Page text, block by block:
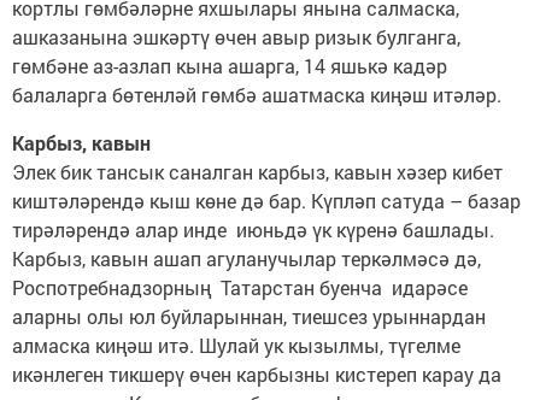
кортлы гөмбәләрне яхшылары янына салмаска,
ашказанына эшкәртү өчен авыр ризык булганга,
гөмбәне аз-азлап кына ашарга, 14 яшькә кадәр
балаларга бөтенләй гөмбә ашатмаска киңәш итәләр.
Карбыз, кавын
Элек бик тансык саналган карбыз, кавын хәзер кибет
киштәләрендә кыш көне дә бар. Күпләп сатуда – базар
тирәләрендә алар инде июньдә үк күренә башлады.
Карбыз, кавын ашап агуланучылар теркәлмәсә дә,
Роспотребнадзорның Татарстан буенча идарәсе
аларны олы юл буйларыннан, тиешсез урыннардан
алмаска киңәш итә. Шулай ук кызылмы, түгелме
икәнлеген тикшерү өчен карбызны кистереп карау да